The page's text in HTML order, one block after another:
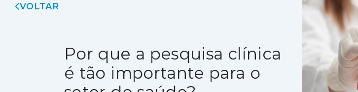
VOLTAR
Por que a pesquisa clínica
é tão importante para o